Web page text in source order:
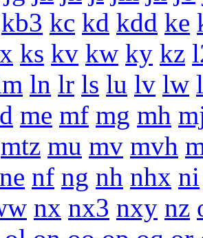
kb3 kc kd kdd ke
ks kv kw ky kz
ln lr ls lu lv lw
me mf mg mh
mtz mu mv mvh
ne nf ng nh nhx ni
nx nx3 nxy nz